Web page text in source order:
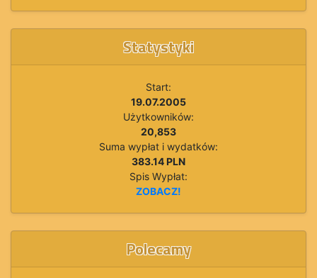
Statystyki
Start:
19.07.2005
Użytkowników:
20,853
Suma wypłat i wydatków:
383.14 PLN
Spis Wypłat:
ZOBACZ!
Polecamy